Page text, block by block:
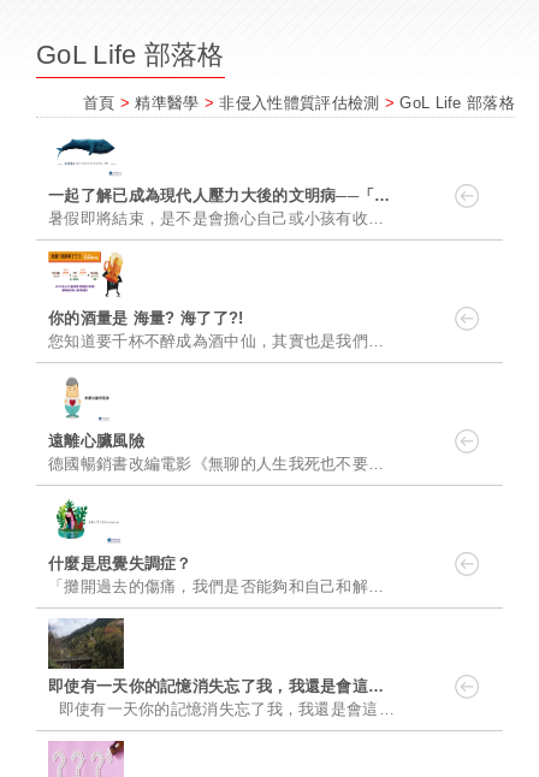
GoL Life 部落格
首頁 > 精準醫學 > 非侵入性體質評估檢測 > GoL Life 部落格
一起了解已成為現代人壓力大後的文明病──「憂鬱症」吧！
暑假即將結束，是不是會擔心自己或小孩有收假症候群呢? 在放完長假的這個時候，也可以稍稍注意自己的情緒問題......
你的酒量是 海量? 海了了?!
您知道要千杯不醉成為酒中仙，其實也是我們天生註定的嗎？ 夏季來臨，孩子們開心迎接暑假，大人們是不是也會趁著......
遠離心臟風險
德國暢銷書改編電影《無聊的人生我死也不要》中，原本被醫師判定活不過16歲的心臟病男童，在好兄弟的陪伴下擬......
什麼是思覺失調症？
「攤開過去的傷痛，我們是否能夠和自己和解？ 已經造成的傷害不可能停止，那我們要不要學著去面對，接住這些受......
即使有一天你的記憶消失忘了我，我還是會這樣牽著你的手慢慢走
即使有一天你的記憶消失忘了我，我還是會這樣牽著你的手慢慢走 阿茲海默症的患者拚命的對生活中的所......